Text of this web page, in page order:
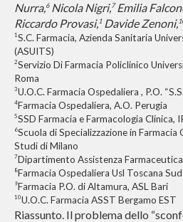
Nurra,6Nicola Nigri,7Emilia
Riccardo Provasi,1 Davide Zenoni,
1S.C. Farmacia, Azienda Sanitaria
(ASUITS)
2Servizio Di Farmacia Policlinico
Roma
3U.O.C. Farmacia Ospedaliera , P.O.
4Farmacia Ospedaliera, A.O. Perugia
5SSD Farmacia e Farmacologia Clinica,
6Scuola di Specializzazione in
Studi di Milano
7Dipartimento Assistenza
8Farmacia Ospedaliera Usl Toscana
9Farmacia P.O. di Altamura, ASL Bari
10U.O.C. Farmacia ASST Bergamo EST
Riassunto. Il problema dello